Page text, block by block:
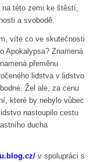
na této zemi ke štěstí,
a svobodě.
víte co ve skutečnosti
Apokalypsa? Znamená
přeměnu
lidstva v lidstvo
Žel ale, za cenu
které by nebylo vůbec
nastoupilo cestu
ducha
v spolupráci s